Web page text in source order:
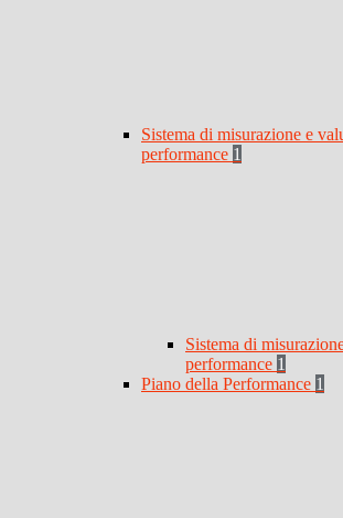
Sistema di misurazione e
performance 1
Sistema di
performance 1
Piano della Performance 1